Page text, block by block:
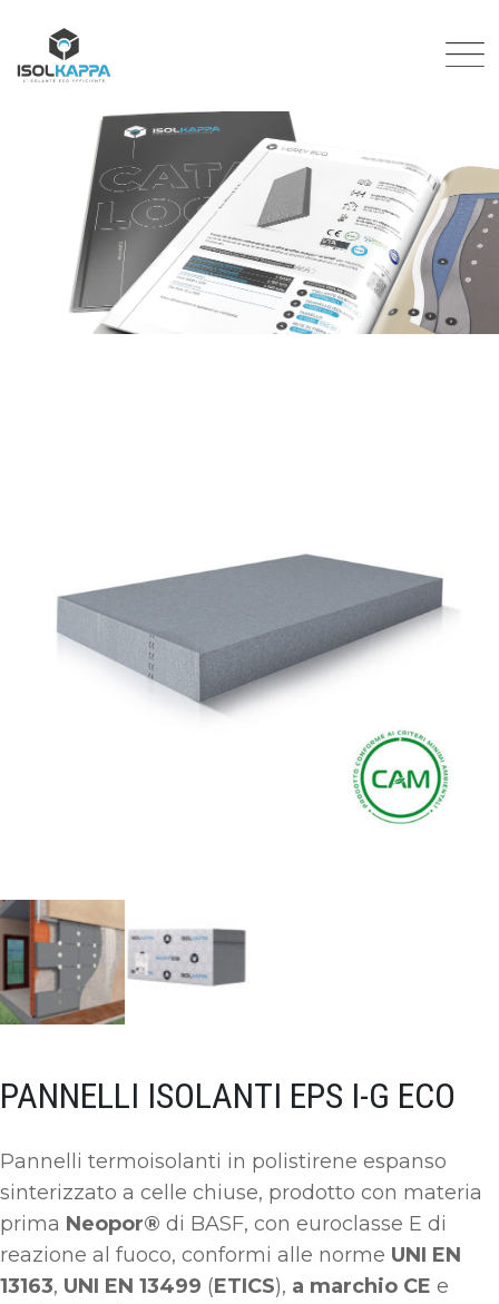
PANNELLI ISOLANTI EPS I-G ECO
Pannelli termoisolanti in polistirene espanso
sinterizzato a celle chiuse, prodotto con materia
prima Neopor® di BASF, con euroclasse E di
reazione al fuoco, conformi alle norme UNI EN
13163, UNI EN 13499 (ETICS), a marchio CE e